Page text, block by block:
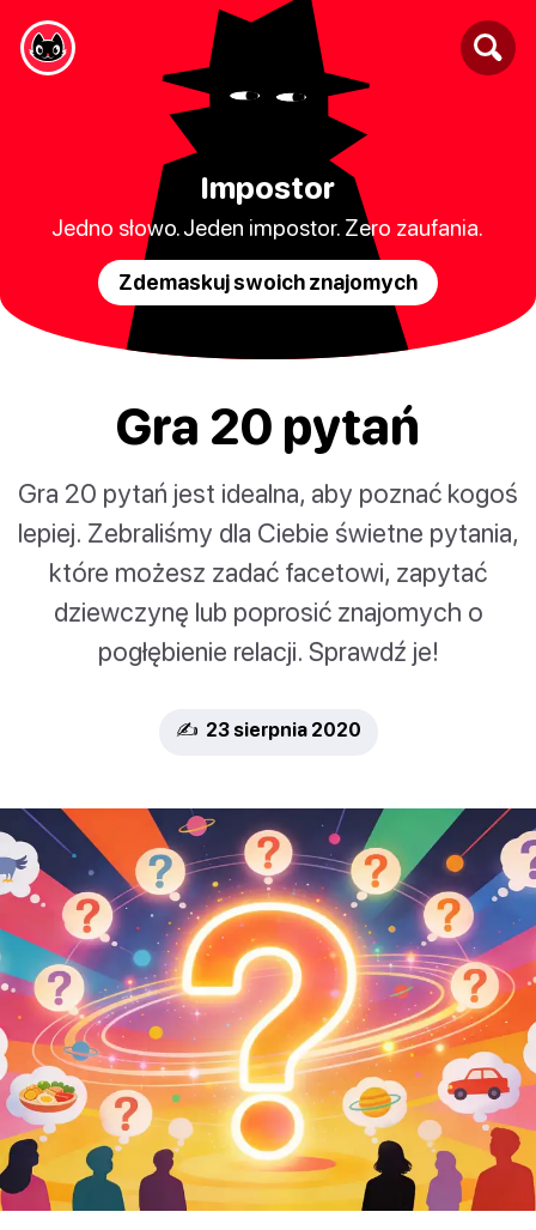
Impostor
Jedno słowo. Jeden impostor. Zero zaufania.
Zdemaskuj swoich znajomych
Gra 20 pytań
Gra 20 pytań jest idealna, aby poznać kogoś
lepiej. Zebraliśmy dla Ciebie świetne pytania,
które możesz zadać facetowi, zapytać
dziewczynę lub poprosić znajomych o
pogłębienie relacji. Sprawdź je!
✍️ 23 sierpnia 2020